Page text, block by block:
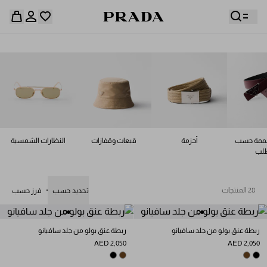
حقيبة التسوق فارغة
حقيبة التسوق فارغة
سجِّل الدخول أو أنشئ حسابك الشخصي
قطعكم المفضّلة، واستلموها من هنا.
سجِّل الدخول أو أنشئ حسابك الشخصي
النظارات الشمسية قبعات وقفازات أحزمة
حسب
28 المنتجات تحديد حسب فرز حسب
ربطة عنق بولو من جلد سافيانو
AED 2,050
BLACK
LIGHT TAN
ربطة عنق بولو من جلد سافيانو
AED 2,050
LIGHT TAN
BLACK